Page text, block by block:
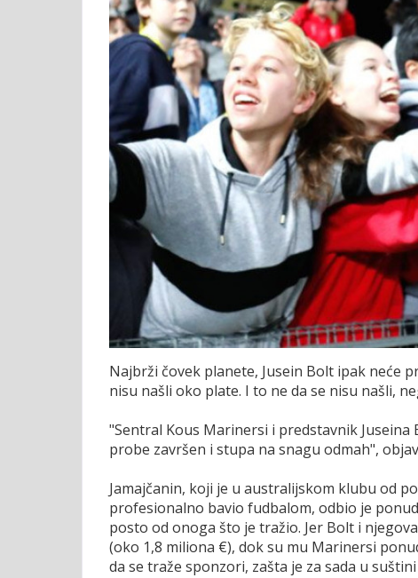
Najbrži čovek planete, Jusein Bolt ipak neće
nisu našli oko plate. I to ne da se nisu našli,
"Sentral Kous Marinersi i predstavnik
probe završen i stupa na snagu odmah",
Jamajčanin, koji je u australijskom klubu od
profesionalno bavio fudbalom, odbio je
posto od onoga što je tražio. Jer Bolt i
(oko 1,8 miliona €), dok su mu Marinersi
da se traže sponzori, zašta je za sada u